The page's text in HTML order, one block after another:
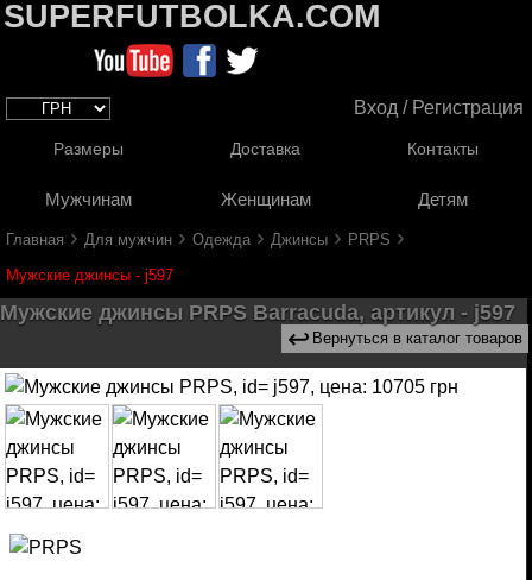
SUPERFUTBOLKA.COM
Вход / Регистрация
Размеры Доставка Контакты
Мужчинам Женщинам Детям
Главная › Для мужчин › Одежда › Джинсы › PRPS ›
Мужские джинсы - j597
Мужские джинсы PRPS Barracuda, артикул - j597
↩ Вернуться в каталог товаров